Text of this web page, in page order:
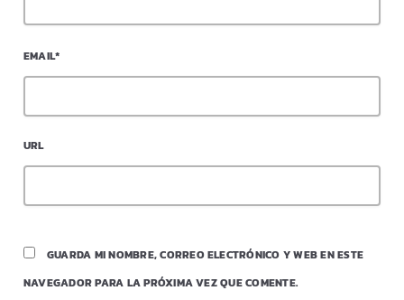
EMAIL*
URL
GUARDA MI NOMBRE, CORREO ELECTRÓNICO Y WEB EN ESTE
NAVEGADOR PARA LA PRÓXIMA VEZ QUE COMENTE.